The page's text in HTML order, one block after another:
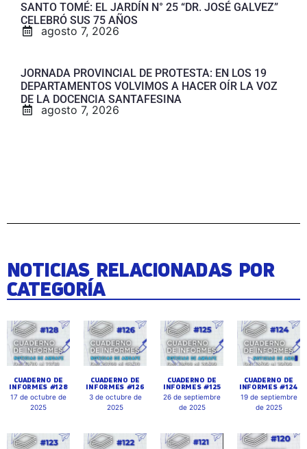
SANTO TOMÉ: EL JARDÍN N° 25 “DR. JOSÉ GALVEZ”
CELEBRÓ SUS 75 AÑOS
agosto 7, 2026
JORNADA PROVINCIAL DE PROTESTA: EN LOS 19
DEPARTAMENTOS VOLVIMOS A HACER OÍR LA VOZ
DE LA DOCENCIA SANTAFESINA
agosto 7, 2026
NOTICIAS RELACIONADAS POR
CATEGORÍA
CUADERNO DE
INFORMES #128
17 de octubre de
2025
CUADERNO DE
INFORMES #126
3 de octubre de
2025
CUADERNO DE
INFORMES #125
26 de septiembre
de 2025
CUADERNO DE
INFORMES #124
19 de septiembre
de 2025